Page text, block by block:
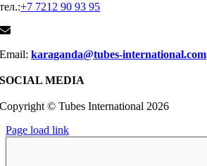
тел.:+7 7212 90 93 95
Email:karaganda@tubes-international.com
SOCIAL MEDIA
Copyright © Tubes International 2026
Page load link